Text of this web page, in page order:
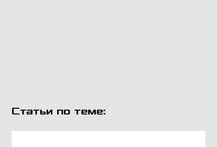
Статьи по теме: